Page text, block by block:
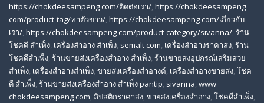
https://chokdeesampeng com/ติดต่อเรา/, https://chokdeesampeng
com/product-tag/ทาตัวขาว/, https://chokdeesampeng com/เกี่ยวกับ
เรา/, https://chokdeesampeng com/product-category/sivanna/, ร้าน
โชคดี สําเพ็ง, เครื่องสำอาง สำเพ็ง, semalt com, เครื่องสำอางราคาส่ง, ร้าน
โชคดีสำเพ็ง, ร้านขายส่งเครื่องสําอาง สําเพ็ง, ร้านขายส่งอุปกรณ์เสริมสวย
สําเพ็ง, เครื่องสำอางสำเพ็ง, ขายส่งเครื่องสำอางค์, เครื่องสำอางขายส่ง, โชค
ดี สําเพ็ง, ร้านขายส่งเครื่องสําอาง สําเพ็ง pantip, sivanna, www
chokdeesampeng com, ลิปสติกราคาส่ง, ขายส่งเครื่องสำอาง, โชคดีสำเพ็ง,